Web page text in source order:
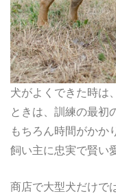
犬がよくできた時は
ときは、訓練の最初
もちろん時間がかか
飼い主に忠実で賢い
商店で大型犬だけで